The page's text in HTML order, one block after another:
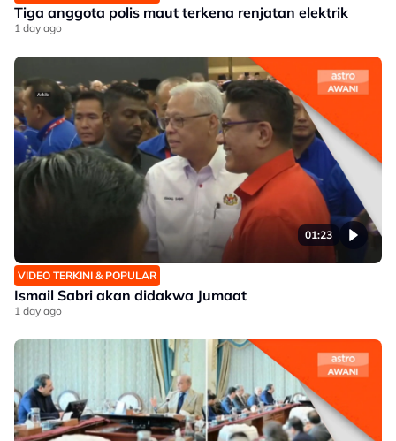
Tiga anggota polis maut terkena renjatan elektrik
1 day ago
01:23
VIDEO TERKINI & POPULAR
Ismail Sabri akan didakwa Jumaat
1 day ago